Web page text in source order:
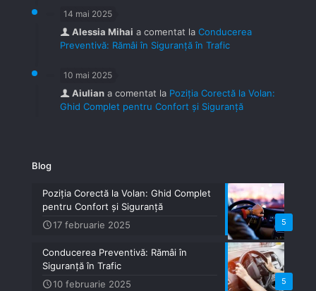
14 mai 2025
Alessia Mihai a comentat la Conducerea
Preventivă: Rămâi în Siguranță în Trafic
10 mai 2025
Aiulian a comentat la Poziția Corectă la Volan:
Ghid Complet pentru Confort și Siguranță
Blog
5
Poziția Corectă la Volan: Ghid Complet
pentru Confort și Siguranță
17 februarie 2025
5
Conducerea Preventivă: Rămâi în
Siguranță în Trafic
10 februarie 2025